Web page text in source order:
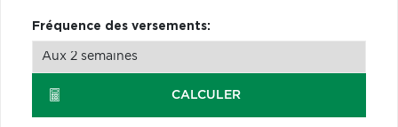
Fréquence des versements:
CALCULER